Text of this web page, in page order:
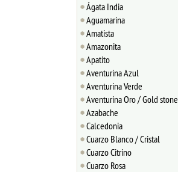
Ágata India
Aguamarina
Amatista
Amazonita
Apatito
Aventurina Azul
Aventurina Verde
Aventurina Oro / Gold stone
Azabache
Calcedonia
Cuarzo Blanco / Cristal
Cuarzo Citrino
Cuarzo Rosa